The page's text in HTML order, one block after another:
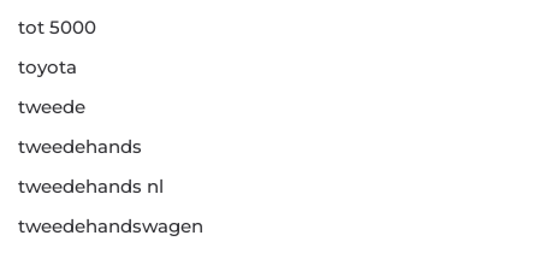
tot 5000
toyota
tweede
tweedehands
tweedehands nl
tweedehandswagen